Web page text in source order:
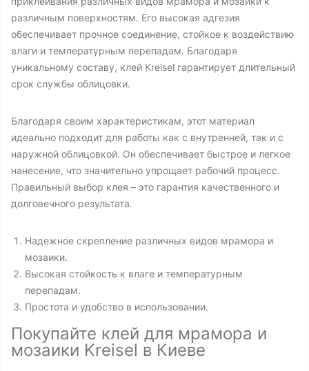
различным поверхностям. Его высокая адгезия
обеспечивает прочное соединение, стойкое к воздействию
влаги и температурным перепадам. Благодаря
уникальному составу, клей Kreisel гарантирует длительный
срок службы облицовки.
Благодаря своим характеристикам, этот материал
идеально подходит для работы как с внутренней, так и с
наружной облицовкой. Он обеспечивает быстрое и легкое
нанесение, что значительно упрощает рабочий процесс.
Правильный выбор клея – это гарантия качественного и
долговечного результата.
Надежное скрепление различных видов мрамора и
мозаики.
Высокая стойкость к влаге и температурным
перепадам.
Простота и удобство в использовании.
Покупайте клей для мрамора и
мозаики Kreisel в Киеве